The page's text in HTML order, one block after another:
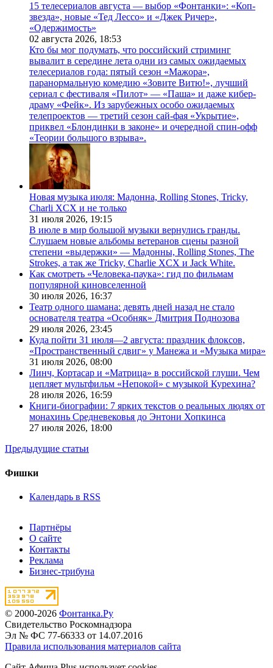
15 телесериалов августа — выбор «Фонтанки»: «Коп-
звезда», новые «Тед Лессо» и «Джек Ричер»,
«Одержимость»
02 августа 2026, 18:53
Кто бы мог подумать, что российский стриминг
вывалит в середине лета одни из самых ожидаемых
телесериалов года: пятый сезон «Мажора»,
паранормальную комедию «Зовите Витю!», лучший
сериал с фестиваля «Пилот» — «Паша» и даже кибер-
драму «Фейк». Из зарубежных особо ожидаемых
телепроектов — третий сезон сай-фая «Укрытие»,
приквел «Блондинки в законе» и очередной спин-офф
«Теории большого взрыва».
Новая музыка июля: Мадонна, Rolling Stones, Tricky,
Charli XCX и не только
31 июля 2026, 19:15
В июле в мир большой музыки вернулись гранды.
Слушаем новые альбомы ветеранов сцены разной
степени «выдержки» — Мадонны, Rolling Stones, The
Strokes, а так же Tricky, Charlie XCX и Jack White.
Как смотреть «Человека-паука»: гид по фильмам
популярной киновселенной
30 июля 2026, 16:37
Театр одного шамана: девять дней назад не стало
основателя театра «Особняк» Дмитрия Поднозова
29 июля 2026, 23:45
Куда пойти 31 июля—2 августа: праздник флоксов,
«Пространственный сдвиг» у Манежа и «Музыка мира»
31 июля 2026, 08:00
Линч, Кортасар и «Матрица» в российской глуши. Чем
цепляет мультфильм «Непокой» с музыкой Курехина?
28 июля 2026, 16:59
Книги-биографии: 7 ярких текстов о реальных людях от
монахинь Средневековья до Энтони Хопкинса
27 июля 2026, 18:00
Предыдущие статьи
Фишки
Календарь в RSS
Партнёры
О сайте
Контакты
Реклама
Бизнес-трибуна
© 2000-2026 Фонтанка.Ру
Свидетельство Роскомнадзора
Эл № ФС 77-66333 от 14.07.2016
Правила использования материалов сайта